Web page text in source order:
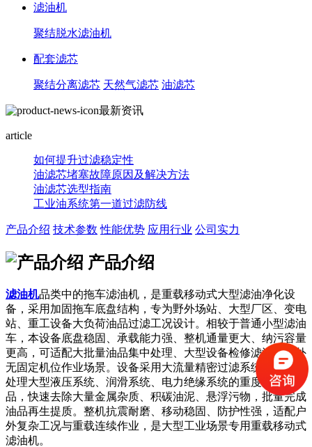
滤油机
聚结脱水滤油机
配套滤芯
聚结分离滤芯 天然气滤芯 油滤芯
最新资讯
article
如何提升过滤稳定性
油滤芯堵塞故障原因及解决方法
油滤芯选型指南
工业油系统第一道过滤防线
产品介绍 技术参数 性能优势 应用行业 公司实力
产品介绍
滤油机品类中的拖车滤油机，是重载移动式大型滤油净化设
备，采用加固拖车底盘结构，专为野外场站、大型厂区、变电
站、重工设备大负荷油品过滤工况设计。相较于普通小型滤油
车，本设备底盘稳固、承载能力强、整机通量更大、纳污容量
更高，可适配大批量油品集中处理、大型设备检修滤油、野外
无固定机位作业场景。设备采用大流量精密过滤系统，可高效
处理大型液压系统、润滑系统、电力绝缘系统的重度污染油
品，快速去除大量金属杂质、积碳油泥、悬浮污物，批量完成
油品再生提质。整机抗震耐磨、移动稳固、防护性强，适配户
外复杂工况与重载连续作业，是大型工业场景专用重载移动式
滤油机。